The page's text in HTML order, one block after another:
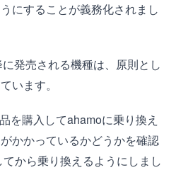
にすることが義務化されまし
発売される機種は、原則とし
います。
を購入してahamoに乗り換え
かかっているかどうかを確認
から乗り換えるようにしまし